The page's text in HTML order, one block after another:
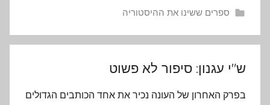
ספרים ששינו את ההיסטוריה
ש"י עגנון: סיפור לא פשוט
בפרק האחרון של העונה נכיר את אחד הכותבים הגדולים